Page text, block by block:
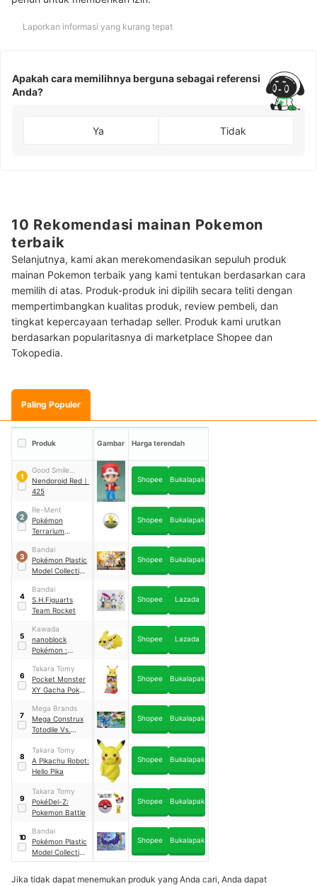
Laporkan informasi yang kurang tepat
Apakah cara memilihnya berguna sebagai referensi
Anda?
Ya Tidak
10 Rekomendasi mainan Pokemon
terbaik
Selanjutnya, kami akan merekomendasikan sepuluh produk
mainan Pokemon terbaik yang kami tentukan berdasarkan cara
memilih di atas. Produk-produk ini dipilih secara teliti dengan
mempertimbangkan kualitas produk, review pembeli, dan
tingkat kepercayaan terhadap seller. Produk kami urutkan
berdasarkan popularitasnya di marketplace Shopee dan
Tokopedia.
Paling Populer
Produk Gambar Harga terendah
1
Good Smile
Company
Nendoroid Red ｜
425
Shopee Bukalapak
2
Re-Ment
Pokémon
Terrarium
Shopee Bukalapak
3
Bandai
Pokémon Plastic
Model Collection
Solgaleo
Shopee Bukalapak
4
Bandai
S.H.Figuarts
Team Rocket
Shopee Lazada
5
Kawada
nanoblock
Pokémon :
NBPM_021
Shopee Lazada
6
Takara Tomy
Pocket Monster
XY Gacha Poke
Pokemon
Shopee Bukalapak
7
Mega Brands
Mega Construx
Totodile Vs.
Shopee Bukalapak
8
Takara Tomy
A Pikachu Robot:
Hello Pika
Shopee Bukalapak
9
Takara Tomy
PokéDel-Z:
Pokemon Battle
Shopee Bukalapak
10
Bandai
Pokémon Plastic
Model Collection
Select Series
Shopee Bukalapak
Jika tidak dapat menemukan produk yang Anda cari, Anda dapat